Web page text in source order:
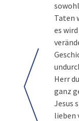
Taten
es
Herr
ganz
Jesus
lieben